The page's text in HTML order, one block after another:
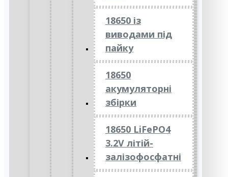
18650 із
виводами під
пайку
18650
акумуляторні
збірки
18650 LiFePO4
3.2V літій-
залізофосфатні